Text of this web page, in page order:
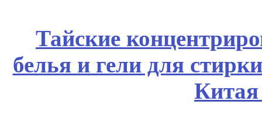
Тайские
белья и гели для